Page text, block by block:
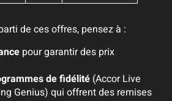
de ces offres, pensez à :
pour garantir des prix
de fidélité (Accor Live
Genius) qui offrent des remises